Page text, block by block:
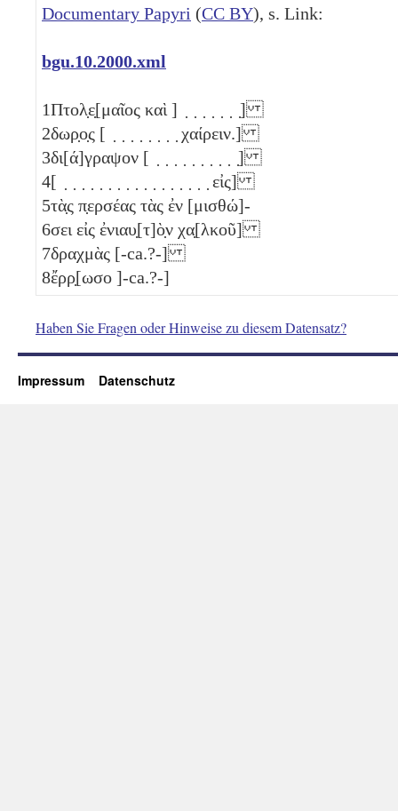
Documentary Papyri (CC BY), s. Link:
bgu.10.2000.xml
1Πτολ̣ε̣[μαῖος καὶ ] ̣ ̣ ̣ ̣ ̣ ̣ ̣]
2δωρ̣ο̣ς [ ̣ ̣ ̣ ̣ ̣ ̣ ̣ ̣ χαίρειν.]
3δι[ά]γραψον [ ̣ ̣ ̣ ̣ ̣ ̣ ̣ ̣ ̣ ̣]
4[ ̣ ̣ ̣ ̣ ̣ ̣ ̣ ̣ ̣ ̣ ̣ ̣ ̣ ̣ ̣ ̣ ̣ εἰς]
5τὰ̣ς π̣ερσέας τὰς ἐν [μισθώ]-
6σει εἰς ἐνιαυ̣[τ]ὸ̣ν χα̣[λκοῦ]
7δραχμὰς [-ca.?-]
8ἔρρ̣[ωσο ]-ca.?-]
Haben Sie Fragen oder Hinweise zu diesem Datensatz?
Impressum Datenschutz